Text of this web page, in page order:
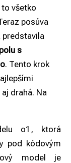
všetko
posúva
predstavila
s
. Tento krok
drahá. Na
o1, ktorá
pod kódovým
model je